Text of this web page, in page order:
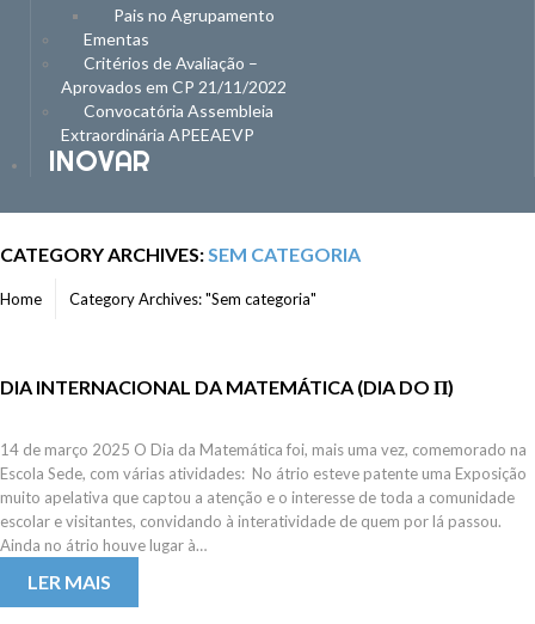
Pais no Agrupamento
Ementas
Critérios de Avaliação –
Aprovados em CP 21/11/2022
Convocatória Assembleia
Extraordinária APEEAEVP
INOVAR
CATEGORY ARCHIVES: SEM CATEGORIA
Home Category Archives: "Sem categoria"
DIA INTERNACIONAL DA MATEMÁTICA (DIA DO Π)
14 de março 2025 O Dia da Matemática foi, mais uma vez, comemorado na
Escola Sede, com várias atividades: No átrio esteve patente uma Exposição
muito apelativa que captou a atenção e o interesse de toda a comunidade
escolar e visitantes, convidando à interatividade de quem por lá passou.
Ainda no átrio houve lugar à…
LER MAIS